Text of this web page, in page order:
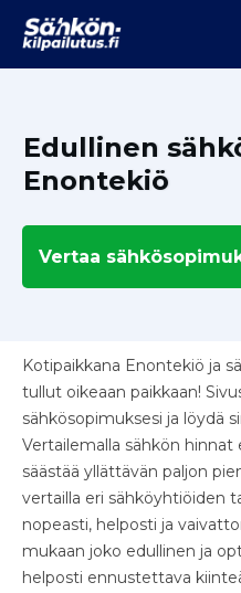
Edullinen
Enontekiö
Vertaa
Kotipaikkana Enontekiö ja
tullut oikeaan paikkaan!
sähkösopimuksesi ja löydä
Vertailemalla sähkön
säästää yllättävän paljon
vertailla eri sähköyhtiöiden
nopeasti, helposti ja
mukaan joko edullinen ja
helposti ennustettava